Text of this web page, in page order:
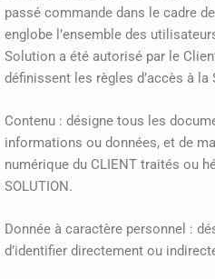
passé commande dans le cadre
englobe l’ensemble des
Solution a été autorisé par le
définissent les règles d’accès à la
Contenu : désigne tous les
informations ou données, et de
numérique du CLIENT traités ou
SOLUTION.
Donnée à caractère personnel :
d’identifier directement ou